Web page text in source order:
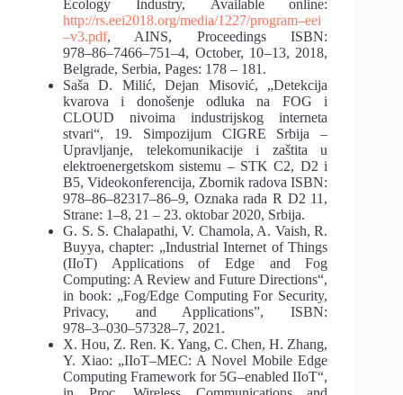
Ecology
Industry, Available
online:
http://rs.eei2018.org/media/1227/program–eei
–v3.pdf, AINS, Proceedings ISBN:
978–86–7466–751–4, October, 10–13, 2018,
Belgrade, Serbia, Pages: 178 – 181.
Saša D. Milić, Dejan Misović,
„Detekcija
kvarova i donošenje odluka na FOG i
CLOUDnivoima industrijskog
interneta
stvari“, 19. Simpozijum CIGRE Srbija
–
Upravljanje, telekomunikacije i zaštita u
elektroenergetskom sistemu – STK C2, D2 i
B5, Videokonferencija, Zbornik radova ISBN:
978–86–82317–86–9, Oznaka rada R D2 11,
Strane: 1–8, 21 – 23. oktobar 2020, Srbija.
G. S. S. Chalapathi, V. Chamola, A. Vaish, R.
Buyya, chapter: „Industrial Internet of Things
(IIoT) Applications of Edge and Fog
Computing: A Review and Future Directions“,
in book: „Fog/Edge Computing For Security,
Privacy, and Applications”, ISBN:
978–3–030–57328–7, 2021.
X. Hou, Z. Ren. K. Yang, C. Chen, H. Zhang,
Y. Xiao: „IIoT–MEC: A Novel Mobile Edge
Computing Framework for 5G–enabled IIoT“,